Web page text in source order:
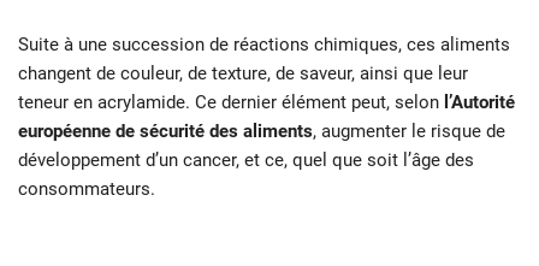
Suite à une succession de réactions chimiques, ces aliments
changent de couleur, de texture, de saveur, ainsi que leur
teneur en acrylamide. Ce dernier élément peut, selon l’Autorité
européenne de sécurité des aliments, augmenter le risque de
développement d’un cancer, et ce, quel que soit l’âge des
consommateurs.